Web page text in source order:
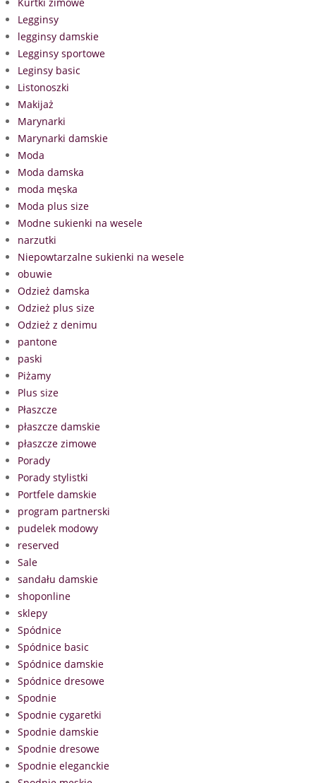
Legginsy
legginsy damskie
Legginsy sportowe
Leginsy basic
Listonoszki
Makijaż
Marynarki
Marynarki damskie
Moda
Moda damska
moda męska
Moda plus size
Modne sukienki na wesele
narzutki
Niepowtarzalne sukienki na wesele
obuwie
Odzież damska
Odzież plus size
Odzież z denimu
pantone
paski
Piżamy
Plus size
Płaszcze
płaszcze damskie
płaszcze zimowe
Porady
Porady stylistki
Portfele damskie
program partnerski
pudelek modowy
reserved
Sale
sandału damskie
shoponline
sklepy
Spódnice
Spódnice basic
Spódnice damskie
Spódnice dresowe
Spodnie
Spodnie cygaretki
Spodnie damskie
Spodnie dresowe
Spodnie eleganckie